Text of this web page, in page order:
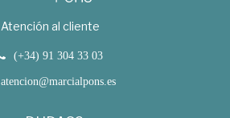
Atención al cliente
(+34) 91 304 33 03
atencion@marcialpons.es